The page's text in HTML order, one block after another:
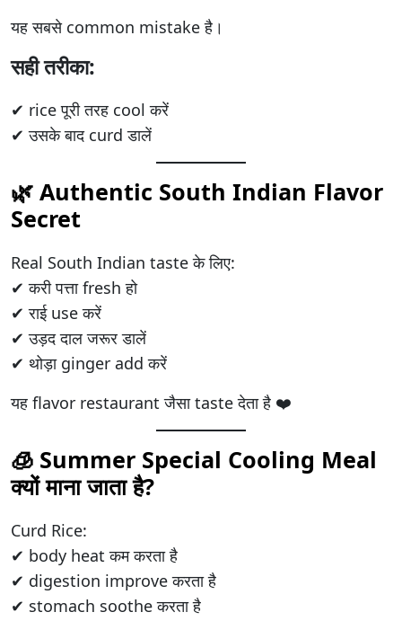
यह सबसे common mistake है।
सही तरीका:
✔ rice पूरी तरह cool करें
✔ उसके बाद curd डालें
🌿 Authentic South Indian Flavor
Secret
Real South Indian taste के लिए:
✔ करी पत्ता fresh हो
✔ राई use करें
✔ उड़द दाल जरूर डालें
✔ थोड़ा ginger add करें
यह flavor restaurant जैसा taste देता है ❤️
🧊 Summer Special Cooling Meal
क्यों माना जाता है?
Curd Rice:
✔ body heat कम करता है
✔ digestion improve करता है
✔ stomach soothe करता है